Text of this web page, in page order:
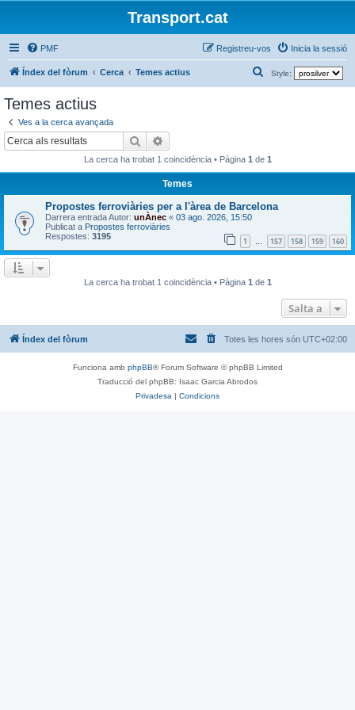
Transport.cat
PMF Inicia la sessió
Registreu-vos
Índex del fòrum Cerca Temes actius Style:
e
Temes actius
Ves a la cerca avançada
Cerca
La cerca ha trobat 1 coincidència • Pàgina 1 de 1
Temes
Propostes ferroviàries per a l'àrea de Barcelona
Darrera entrada Autor: unÀnec « 03 ago. 2026, 15:50
Publicat a Propostes ferroviàries
Respostes: 3195 1 … 157 158 159 160
La cerca ha trobat 1 coincidència • Pàgina 1 de 1
Salta a
Índex del fòrum Totes les hores són UTC+02:00
Funciona amb phpBB® Forum Software © phpBB Limited
Traducció del phpBB: Isaac Garcia Abrodos
Privadesa | Condicions